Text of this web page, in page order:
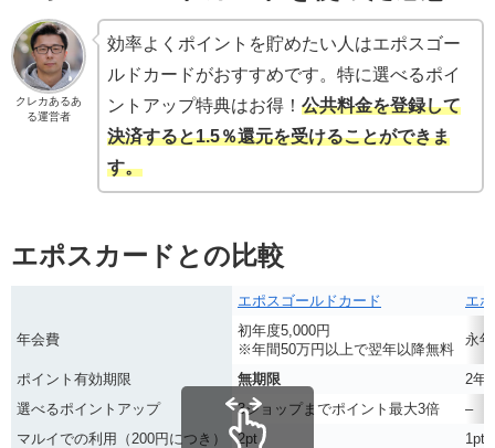
クレカあるあ
る運営者
効率よくポイントを貯めたい人はエポスゴー
ルドカードがおすすめです。特に選べるポイ
ントアップ特典はお得！公共料金を登録して
決済すると1.5％還元を受けることができま
す。
エポスカードとの比較
エポスゴールドカード エ
年会費
初年度5,000円
※年間50万円以上で翌年以降無料
永
ポイント有効期限 無期限
2年
選べるポイントアップ
3ショップまでポイント最大3倍
–
マルイでの利用（200円につき）
2pt
1pt